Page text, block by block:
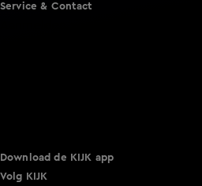
Service & Contact
Download de KIJK app
Volg KIJK